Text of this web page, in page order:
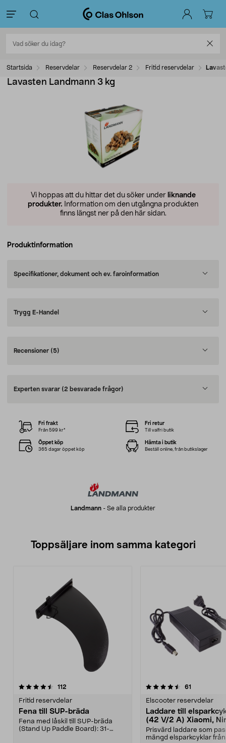
Startsida Reservdelar Reservdelar 2 Fritid reservdelar
Lavasten Landmann 3 kg
Vi hoppas att du hittar det du söker under liknande
produkter. Information om den utgångna produkten
finns längst ner på den här sidan.
Produktinformation
Specifikationer, dokument och ev. faroinformation
Trygg E-Handel
Recensioner (5)
Experten svarar (2 besvarade frågor)
Landmann - Se alla produkter
Fri frakt
Från 599 kr*
Fri retur
Till valfri butik
Öppet köp
365 dagar öppet köp
Hämta i butik
Beställ online, från butikslager
Toppsäljare inom samma kategori
112
Fritid reservdelar
Fena till SUP-bräda
Fena med låskil till SUP-bräda
(Stand Up Paddle Board): 31-
4.5 av 5 stjärnor 61
Elscooter reservdelar
Laddare till
(42 V/2 A) Xiaomi,
E-Way m.fl.
Prisvärd laddare som
mängd elsparkcyklar från
4.5 av 5 stjärnor